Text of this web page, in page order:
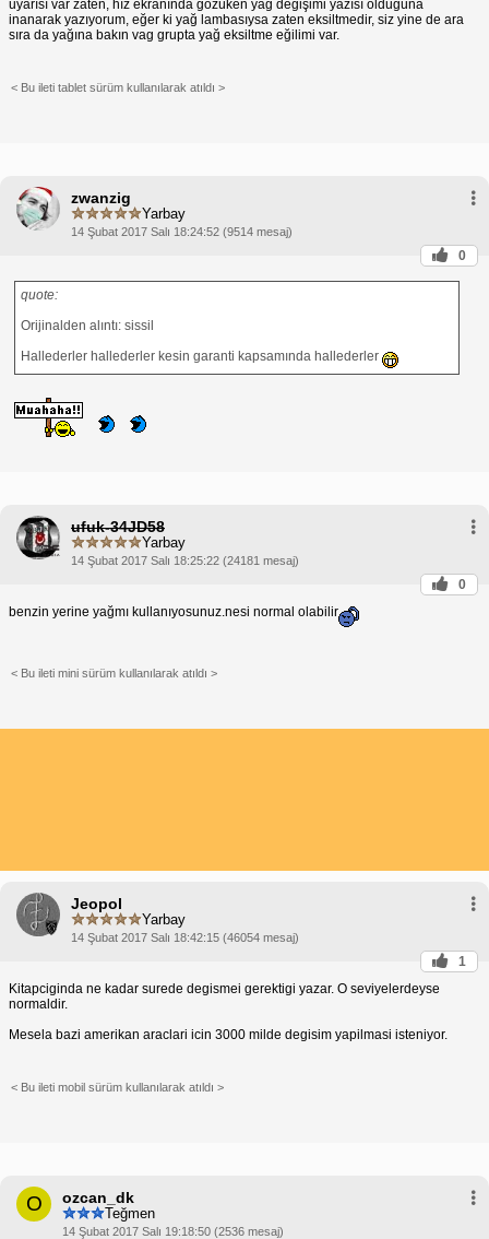
uyarısı var zaten, hız ekranında gözüken yağ değişimi yazısı olduğuna
inanarak yazıyorum, eğer ki yağ lambasıysa zaten eksiltmedir, siz yine de ara
sıra da yağına bakın vag grupta yağ eksiltme eğilimi var.
< Bu ileti tablet sürüm kullanılarak atıldı >
zwanzig
Yarbay
14 Şubat 2017 Salı 18:24:52 (9514 mesaj)
0
quote:
Orijinalden alıntı: sissil
Hallederler hallederler kesin garanti kapsamında hallederler
ufuk-34JD58
Yarbay
14 Şubat 2017 Salı 18:25:22 (24181 mesaj)
0
benzin yerine yağmı kullanıyosunuz.nesi normal olabilir
< Bu ileti mini sürüm kullanılarak atıldı >
Jeopol
Yarbay
14 Şubat 2017 Salı 18:42:15 (46054 mesaj)
1
Kitapciginda ne kadar surede degismei gerektigi yazar. O seviyelerdeyse
normaldir.
Mesela bazi amerikan araclari icin 3000 milde degisim yapilmasi isteniyor.
< Bu ileti mobil sürüm kullanılarak atıldı >
O ozcan_dk
Teğmen
14 Şubat 2017 Salı 19:18:50 (2536 mesaj)